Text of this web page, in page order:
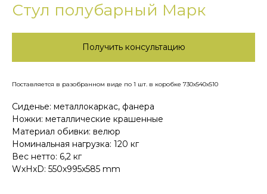
Стул полубарный Марк
Получить консультацию
Поставляется в разобранном виде по 1 шт. в коробке 730х540х510
Сиденье: металлокаркас, фанера
Ножки: металлические крашенные
Материал обивки: велюр
Номинальная нагрузка: 120 кг
Вес нетто: 6,2 кг
WxHxD: 550x995x585 mm